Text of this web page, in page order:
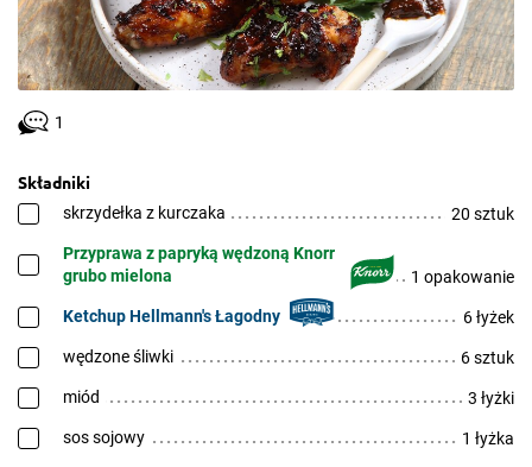
1
Składniki
skrzydełka z kurczaka 20 sztuk
Przyprawa z papryką wędzoną Knorr
grubo mielona
1 opakowanie
Ketchup Hellmann's Łagodny 6 łyżek
wędzone śliwki 6 sztuk
miód 3 łyżki
sos sojowy 1 łyżka